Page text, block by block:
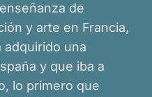
de
y arte en Francia,
adquirido una
y que iba a
lo primero que